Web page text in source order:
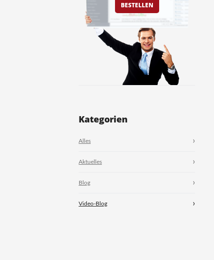
BESTELLEN
Kategorien
Alles
Aktuelles
Blog
Video-Blog